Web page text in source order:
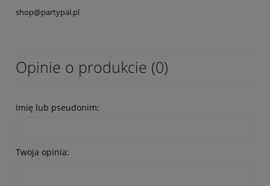
shop@partypal.pl
Opinie o produkcie (0)
Imię lub pseudonim:
Twoja opinia: